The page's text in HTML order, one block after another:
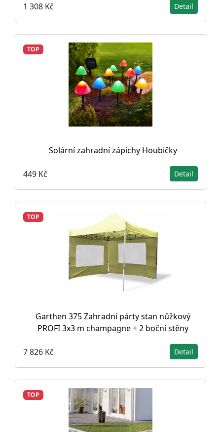
1 308 Kč Detail
TOP
Solární zahradní zápichy Houbičky
449 Kč Detail
TOP
Garthen 375 Zahradní párty stan nůžkový
PROFI 3x3 m champagne + 2 boční stěny
7 826 Kč Detail
TOP